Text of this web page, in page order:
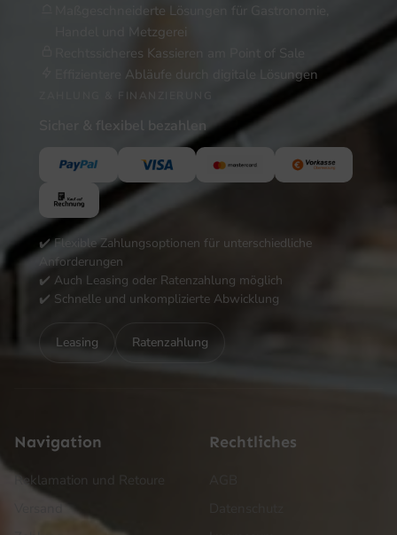
Maßgeschneiderte Lösungen für Gastronomie,
Handel und Metzgerei
Rechtssicheres Kassieren am Point of Sale
Effizientere Abläufe durch digitale Lösungen
ZAHLUNG & FINANZIERUNG
Sicher & flexibel bezahlen
✔️ Flexible Zahlungsoptionen für unterschiedliche
Anforderungen
✔️ Auch Leasing oder Ratenzahlung möglich
✔️ Schnelle und unkomplizierte Abwicklung
Leasing Ratenzahlung
Navigation
Reklamation und Retoure
Rechtliches